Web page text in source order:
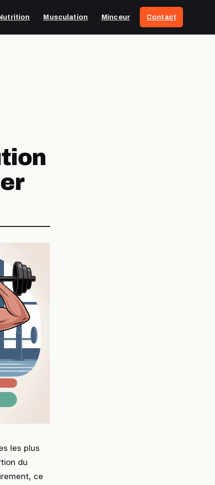
Musculation Minceur Contact
les plus
du
ce